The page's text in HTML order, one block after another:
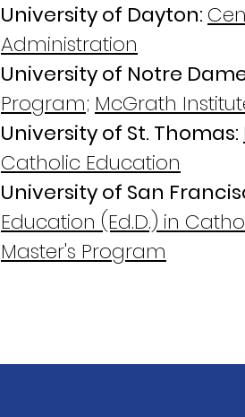
University of Dayton:
Administration
University of Notre
Program; McGrath
University of St. Thomas:
Catholic Education
University of San
Education (Ed.D.) in
Master's Program